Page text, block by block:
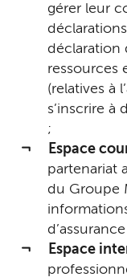
gérer leur
déclaration
ressources
(relatives à
s’inscrire à
;
Espace
partenariat
du Groupe
Espace